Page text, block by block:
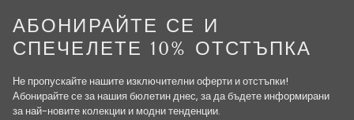
АБОНИРАЙТЕ СЕ И
СПЕЧЕЛЕТЕ 10% ОТСТЪПКА
Не пропускайте нашите изключителни оферти и отстъпки!
Абонирайте се за нашия бюлетин днес, за да бъдете информирани
за най-новите колекции и модни тенденции.